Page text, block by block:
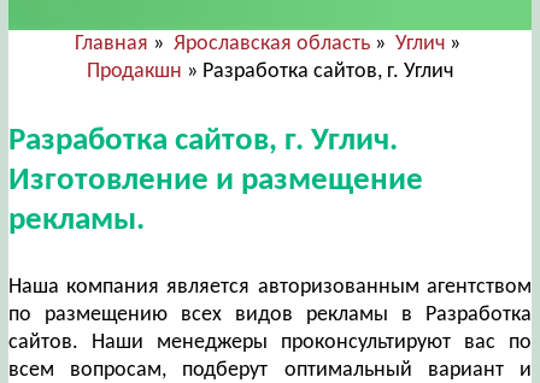
Главная » Ярославская область» Углич»
Продакшн » Разработка сайтов, г. Углич
Разработка сайтов, г. Углич.
Изготовление и размещение
рекламы.
Наша компания является авторизованным агентством
по размещению всех видов рекламы в Разработка
сайтов. Наши менеджеры проконсультируют вас по
всем вопросам, подберут оптимальный вариант и